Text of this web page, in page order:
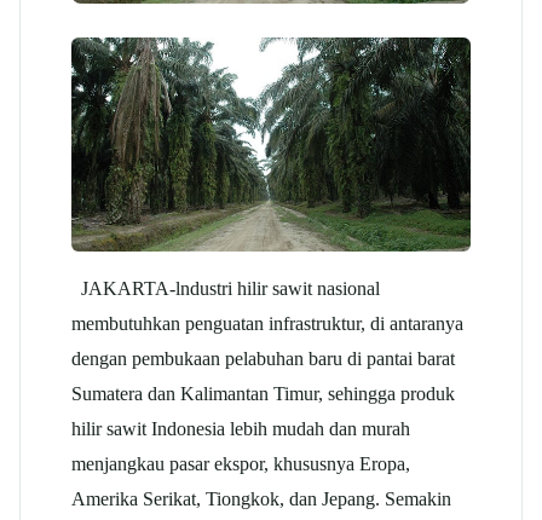
JAKARTA-lndustri hilir sawit nasional
membutuhkan penguatan infrastruktur, di antaranya
dengan pembukaan pelabuhan baru di pantai barat
Sumatera dan Kalimantan Timur, sehingga produk
hilir sawit Indonesia lebih mudah dan murah
menjangkau pasar ekspor, khususnya Eropa,
Amerika Serikat, Tiongkok, dan Jepang. Semakin